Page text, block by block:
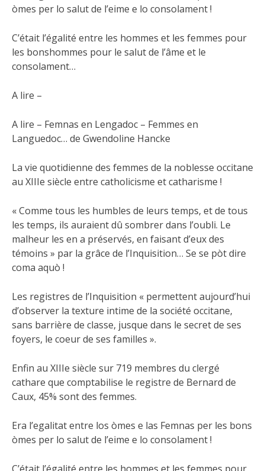
òmes per lo salut de l’eime e lo consolament !
C’était l’égalité entre les hommes et les femmes pour
les bonshommes pour le salut de l’âme et le
consolament…
A lire –
A lire – Femnas en Lengadoc – Femmes en
Languedoc… de Gwendoline Hancke
La vie quotidienne des femmes de la noblesse occitane
au XIIIe siècle entre catholicisme et catharisme !
« Comme tous les humbles de leurs temps, et de tous
les temps, ils auraient dû sombrer dans l’oubli. Le
malheur les en a préservés, en faisant d’eux des
témoins » par la grâce de l’Inquisition… Se se pòt dire
coma aquò !
Les registres de l’Inquisition « permettent aujourd’hui
d’observer la texture intime de la société occitane,
sans barrière de classe, jusque dans le secret de ses
foyers, le coeur de ses familles ».
Enfin au XIIIe siècle sur 719 membres du clergé
cathare que comptabilise le registre de Bernard de
Caux, 45% sont des femmes.
Era l’egalitat entre los òmes e las Femnas per les bons
òmes per lo salut de l’eime e lo consolament !